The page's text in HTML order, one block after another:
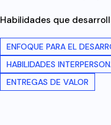
Habilidades que
ENFOQUE PARA EL
HABILIDADES
ENTREGAS DE VALOR